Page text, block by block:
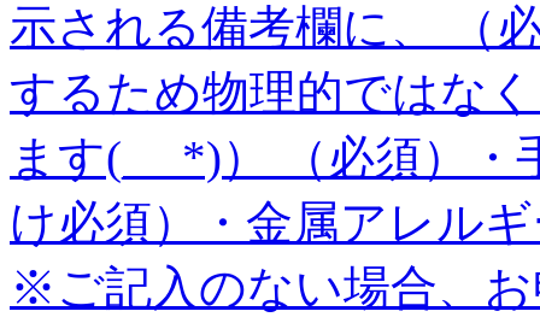
示される備考欄に、 （
するため物理的ではな
ます(_ _*)） （必須）
け必須）・金属アレル
※ご記入のない場合、